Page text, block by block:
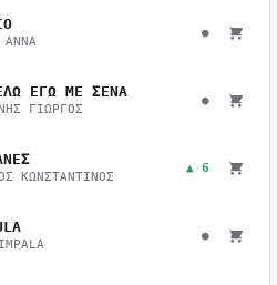
ΑΝΝΑ
●
ΕΓΩ ΜΕ ΣΕΝΑ
ΓΙΩΡΓΟΣ
●
ΚΩΝΣΤΑΝΤΙΝΟΣ
▲ 6
●